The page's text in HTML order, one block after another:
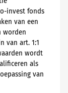
invest fonds
van een
worden
van art. 1:1
wordt
als
van